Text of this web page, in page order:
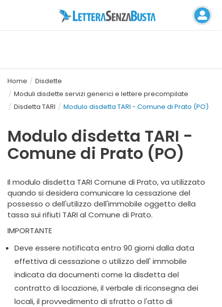
Home
Disdette
Moduli disdette servizi generici e lettere precompilate
Disdetta TARI
Modulo disdetta TARI - Comune di Prato (PO)
Modulo disdetta TARI -
Comune di Prato (PO)
Il modulo disdetta TARI Comune di Prato, va utilizzato
quando si desidera comunicare la cessazione del
possesso o dell'utilizzo dell'immobile oggetto della
tassa sui rifiuti TARI al Comune di Prato.
IMPORTANTE
Deve essere notificata entro 90 giorni dalla data
effettiva di cessazione o utilizzo dell' immobile
indicata da documenti come la disdetta del
contratto di locazione, il verbale di riconsegna dei
locali, il provvedimento di sfratto o l'atto di